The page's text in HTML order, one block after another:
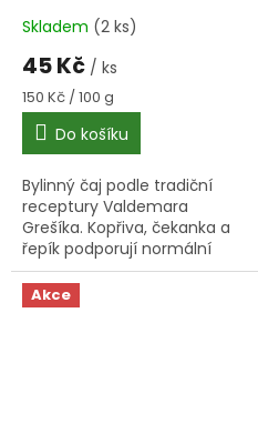
Skladem (2 ks)
45 Kč / ks
Měrná
cena:
150 Kč / 100 g
Do košíku
Bylinný čaj podle tradiční
receptury Valdemara
Grešíka. Kopřiva, čekanka a
řepík podporují normální
činnost jater, žlučníku a
močové soustavy.
Obsahuje 9 pečlivě
Akce